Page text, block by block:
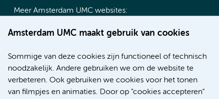
Amsterdam UMC maakt gebruik van cookies
Sommige van deze cookies zijn functioneel of technisch
noodzakelijk. Andere gebruiken we om de website te
verbeteren. Ook gebruiken we cookies voor het tonen
van filmpjes en animaties. Door op "cookies accepteren"
Meer Amsterdam UMC websites:
Werken bij Amsterdam UMC
Nieuws
Research
Educatie locatie AMC
Educatie locatie VUmc